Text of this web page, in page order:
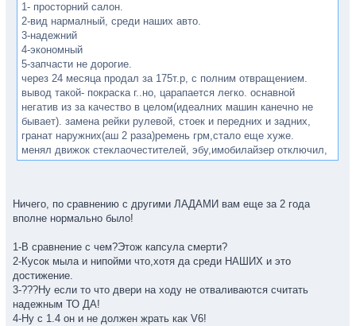
1- просторний салон.
2-вид нармалный, среди наших авто.
3-надежний
4-экономный
5-запчасти не дорогие.
через 24 месяца продал за 175т.р, с полним отвращением.
вывод такой- покраска г..но, царапается легко. оснавной
негатив из за качество в целом(идеалних машин канечно не
бывает). замена рейки рулевой, стоек и передних и задних,
гранат наружних(аш 2 раза)ремень грм,стало еще хуже.
менял движок стеклаочестителей, эбу,имобилайзер отключил,
В итоге потратил где то 100000р со всеми мелочами которые не
может кто та скажет что мне не повезло, но не настолько же.
все, ВАЗ для меня тема закрытая.
Ничего, по сравнению с другими ЛАДАМИ вам еще за 2 года
вполне нормально было!
1-В сравнение с чем?Этож капсула смерти?
2-Кусок мыла и нипойми что,хотя да среди НАШИХ и это
достижение.
3-???Ну если то что двери на ходу не отваливаются считать
надежным ТО ДА!
4-Ну с 1.4 он и не должен жрать как V6!